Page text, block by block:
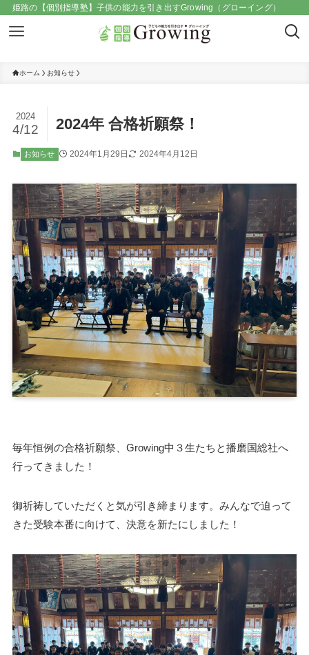
姫路の【個別指導塾】子供の能力を引き出すGrowing（グローイング）
ホーム お知らせ
2024年 合格祈願祭！
2024
4/12
お知らせ 2024年1月29日 2024年4月12日
毎年恒例の合格祈願祭、Growing中３生たちと播磨国総社へ
行ってきました！
御祈祷していただくと気が引き締まります。みんなで迫って
きた受験本番に向けて、決意を新たにしました！